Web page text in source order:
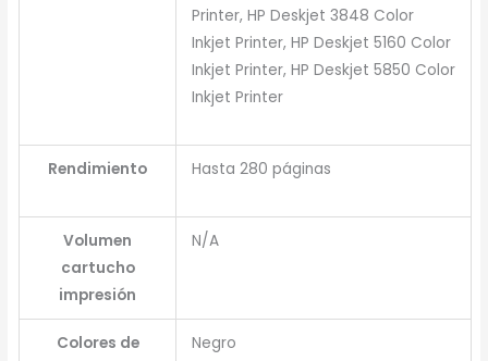
Printer, HP Deskjet 3848 Color
Inkjet Printer, HP Deskjet 5160 Color
Inkjet Printer, HP Deskjet 5850 Color
Inkjet Printer
Rendimiento Hasta 280 páginas
Volumen
cartucho
impresión
N/A
Colores de
Negro